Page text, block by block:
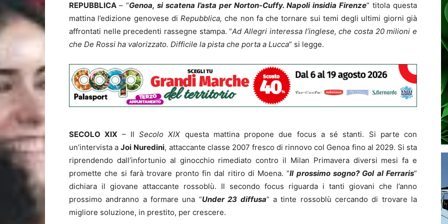
REPUBBLICA – “Genoa, si scatena l’asta per Norton-Cuffy. Napoli insidia Firenze” titola questa
mattina l’edizione genovese diRepubblica,che non fa che tornare sui temi degli ultimi giorni già
affrontati nelle precedenti rassegne stampa. “Ad Allegri interessa l’inglese, che costa 20 milioni e
che De Rossi ha valorizzato. Difficile la pista che porta a Lucca” si legge.
SECOLO XIX – Il Secolo XIX questa mattina propone due focus a sé stanti. Si parte con
un’intervista aJoi Nuredini, attaccante classe 2007 fresco di rinnovo col Genoa fino al 2029. Si sta
riprendendo dall’infortunio al ginocchio rimediato contro il Milan Primavera diversi mesi fa e
promette che si farà trovare pronto fin dal ritiro di Moena. “Il prossimo sogno? Gol al Ferraris”
dichiara il giovane attaccante rossoblù. Il secondo focus riguarda i tanti giovani che l’anno
prossimo andranno a formare una “Under 23 diffusa” a tinte rossoblù cercando di trovare la
migliore soluzione, in prestito, per crescere.